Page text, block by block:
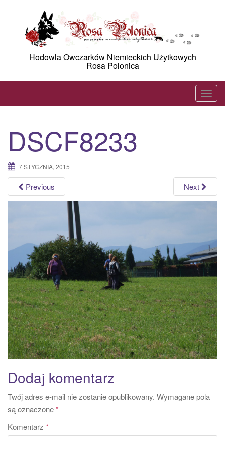
Hodowla Owczarków Niemieckich Użytkowych
Rosa Polonica
T
o
v
t
i
o
n
DSCF8233
7 STYCZNIA, 2015
Previous Next
Dodaj komentarz
Twój adres e-mail nie zostanie opublikowany. Wymagane pola
są oznaczone*
Komentarz *